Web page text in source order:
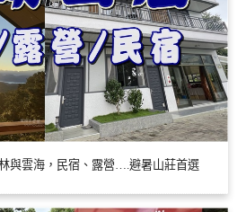
與雲海，民宿、露營….避暑山莊首選